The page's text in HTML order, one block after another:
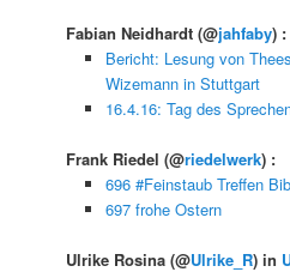
Fabian Neidhardt(@jahfaby) :
Bericht: Lesung von
Wizemann in Stuttgart
16.4.16: Tag des
Frank Riedel(@riedelwerk) :
696 #Feinstaub Treffen
697 frohe Ostern
Ulrike Rosina(@Ulrike_R) in